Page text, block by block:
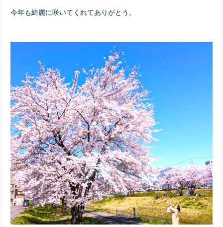
今年も綺麗に咲いてくれてありがとう。